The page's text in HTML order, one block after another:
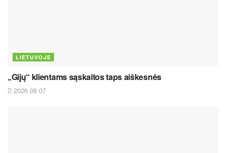
LIETUVOJE
„Gijų“ klientams sąskaitos taps aiškesnės
2026 08 07